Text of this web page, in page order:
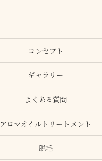
コンセプト
ギャラリー
よくある質問
アロマオイルトリートメント
脱毛